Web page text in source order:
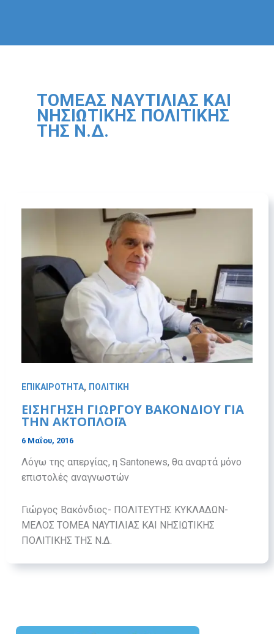
ΤΟΜΕΑΣ ΝΑΥΤΙΛΙΑΣ ΚΑΙ
ΝΗΣΙΩΤΙΚΗΣ ΠΟΛΙΤΙΚΗΣ
ΤΗΣ Ν.Δ.
ΕΠΙΚΑΙΡΟΤΗΤΑ, ΠΟΛΙΤΙΚΗ
ΕΙΣΗΓΗΣΗ ΓΙΩΡΓΟΥ ΒΑΚΟΝΔΙΟΥ ΓΙΑ
ΤΗΝ ΑΚΤΟΠΛΟΪΑ
6 Μαΐου, 2016
Λόγω της απεργίας, η Santonews, θα αναρτά μόνο
επιστολές αναγνωστών
Γιώργος Βακόνδιος- ΠΟΛΙΤΕΥΤΗΣ ΚΥΚΛΑΔΩΝ-
ΜΕΛΟΣ ΤΟΜΕΑ ΝΑΥΤΙΛΙΑΣ ΚΑΙ ΝΗΣΙΩΤΙΚΗΣ
ΠΟΛΙΤΙΚΗΣ ΤΗΣ Ν.Δ.